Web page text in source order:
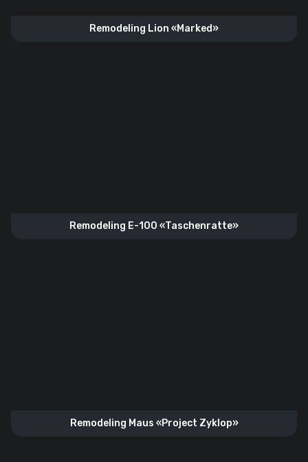
Remodeling Lion «Marked»
Remodeling E-100 «Taschenratte»
Remodeling Maus «Project Zyklop»